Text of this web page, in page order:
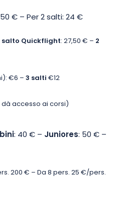
€ – Per 2 salti: 24 €
salto Quickflight: 27,50 € – 2
€6 –3 salti€12
accesso ai corsi)
: 40 € – Juniores: 50 € –
200 € – Da 8 pers. 25 €/pers.